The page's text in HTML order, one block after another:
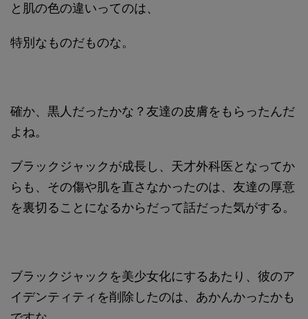
と肌の色の違いってのは、
特別なものだものな。
確か、黒人だったかな？友達の皮膚をもらったんだ
よね。
ブラックジャックが成長し、天才外科医となってか
らも、その傷や肌を直さなかったのは、友達の厚意
を裏切ることになるからだって話だった気がする。
ブラックジャックを美少女化にするあたり、彼のア
イデンティティを削除したのは、あかんかったかも